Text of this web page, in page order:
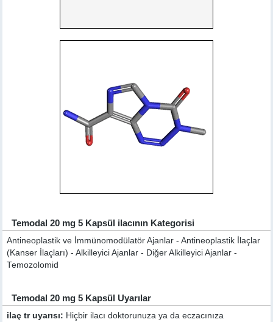
Temodal 20 mg 5 Kapsül ilacının Kategorisi
Antineoplastik ve İmmünomodülatör Ajanlar - Antineoplastik İlaçlar
(Kanser İlaçları) - Alkilleyici Ajanlar - Diğer Alkilleyici Ajanlar -
Temozolomid
Temodal 20 mg 5 Kapsül Uyarılar
ilaç tr uyarısı: Hiçbir ilacı doktorunuza ya da eczacınıza